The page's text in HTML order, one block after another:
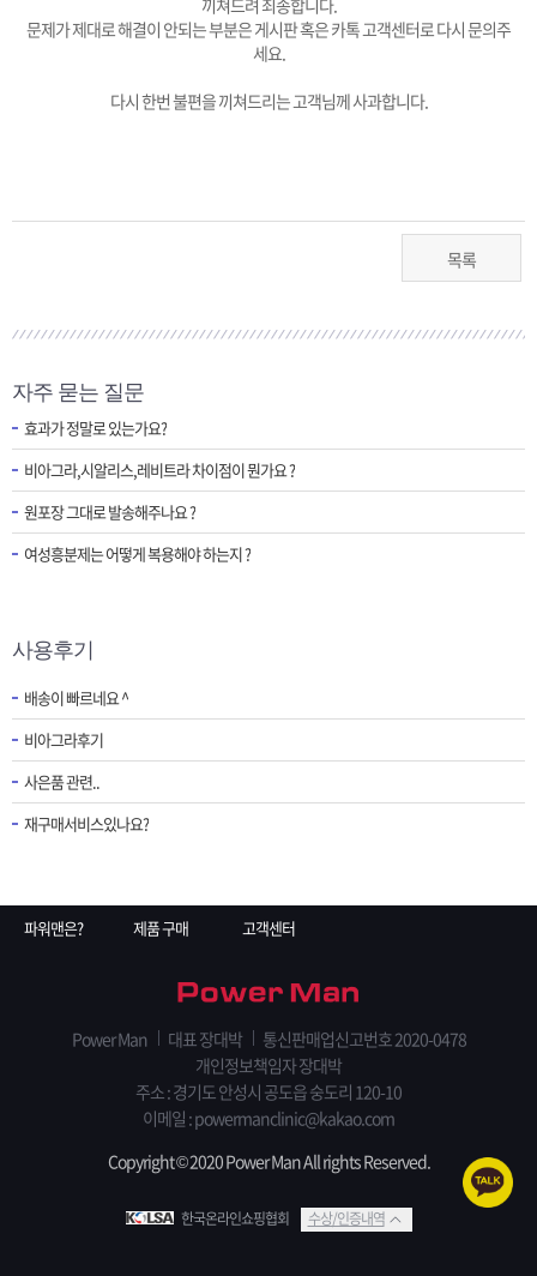
끼쳐드려 죄송합니다.
문제가 제대로 해결이 안되는 부분은 게시판 혹은 카톡 고객센터로 다시 문의주
세요.
다시 한번 불편을 끼쳐드리는 고객님께 사과합니다.
목록
자주 묻는 질문
효과가 정말로 있는가요?
비아그라,시알리스,레비트라 차이점이 뭔가요 ?
원포장 그대로 발송해주나요 ?
여성흥분제는 어떻게 복용해야 하는지 ?
사용후기
배송이 빠르네요 ^
비아그라후기
사은품 관련..
재구매서비스있나요?
파워맨은? 제품 구매 고객센터
Power Man 대표 장대박
통신판매업신고번호 2020-0478
개인정보책임자 장대박
주소 : 경기도 안성시 공도읍 숭도리 120-10
이메일 : powermanclinic@kakao.com
Copyright © 2020 Power Man All rights Reserved.
한국온라인쇼핑협회 수상/인증내역